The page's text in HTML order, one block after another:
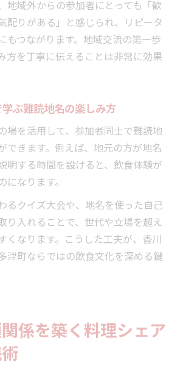
地域外からの参加者にとっても「歓
配りがある」と感じられ、リピータ
もつながります。地域交流の第一歩
方を丁寧に伝えることは非常に効果
ぶ難読地名の楽しみ方
場を活用して、参加者同士で難読地
できます。例えば、地元の方が地名
明する時間を設けると、飲食体験が
なります。
るクイズ大会や、地名を使った自己
り入れることで、世代や立場を超え
くなります。こうした工夫が、香川
津町ならではの飲食文化を深める鍵
係を築く料理シェア